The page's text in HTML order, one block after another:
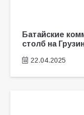
Батайские
столб на
22.04.2025